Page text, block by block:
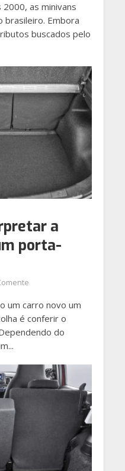
2000, as minivans
brasileiro. Embora
buscados pelo
a
porta-
um carro novo um
é conferir o
do